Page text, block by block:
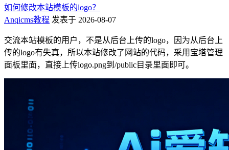
如何修改本站模板的logo？
Anqicms教程 发表于 2026-08-07
交流本站模板的用户，不是从后台上传的logo，因为从后台上
传的logo有失真，所以本站修改了网站的代码，采用宝塔管理
面板里面，直接上传logo.png到/public目录里面即可。